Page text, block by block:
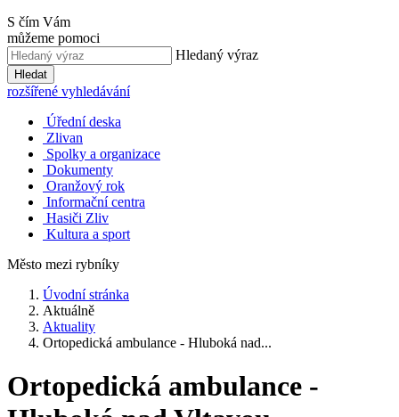
S čím Vám
můžeme pomoci
Hledaný výraz
Hledat
rozšířené vyhledávání
Úřední deska
Zlivan
Spolky a organizace
Dokumenty
Oranžový rok
Informační centra
Hasiči Zliv
Kultura a sport
Město mezi rybníky
Úvodní stránka
Aktuálně
Aktuality
Ortopedická ambulance - Hluboká nad...
Ortopedická ambulance -